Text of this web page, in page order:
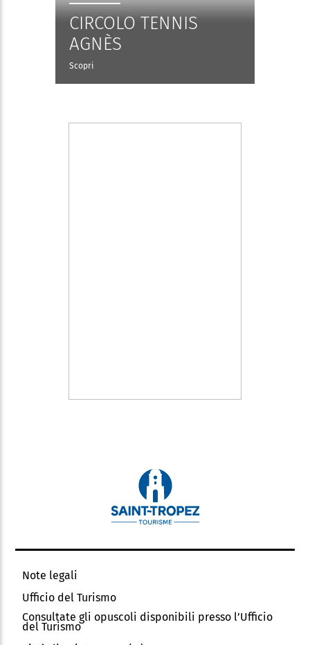
CIRCOLO TENNIS
AGNÈS
Scopri
Note legali
Ufficio del Turismo
Consultate gli opuscoli disponibili presso l’Ufficio
del Turismo